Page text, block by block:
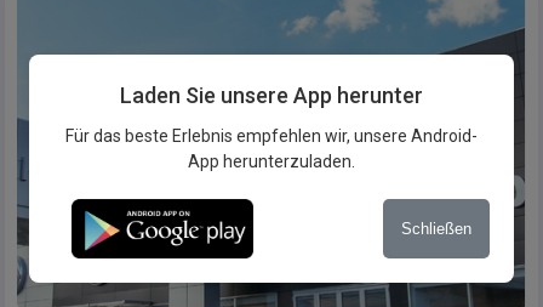
Laden Sie unsere App herunter
Für das beste Erlebnis empfehlen wir, unsere Android-
App herunterzuladen.
Schließen